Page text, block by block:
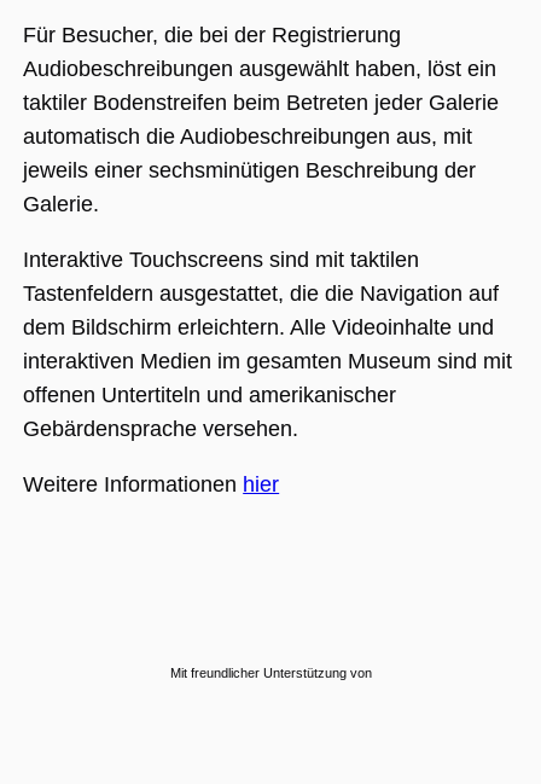
Für Besucher, die bei der Registrierung
Audiobeschreibungen ausgewählt haben, löst ein
taktiler Bodenstreifen beim Betreten jeder Galerie
automatisch die Audiobeschreibungen aus, mit
jeweils einer sechsminütigen Beschreibung der
Galerie.
Interaktive Touchscreens sind mit taktilen
Tastenfeldern ausgestattet, die die Navigation auf
dem Bildschirm erleichtern. Alle Videoinhalte und
interaktiven Medien im gesamten Museum sind mit
offenen Untertiteln und amerikanischer
Gebärdensprache versehen.
Weitere Informationen hier
Mit freundlicher Unterstützung von
_ga_GTFHPVQCWF
.museumsguide.net
1 Jahr 1
Monat
Dieses Cookie
wird von
Analytics
verwendet,
den